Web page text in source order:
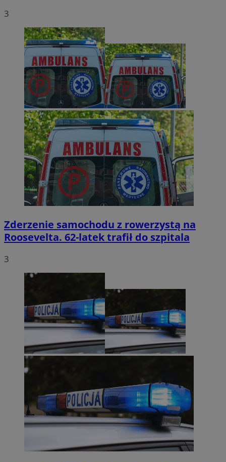
3
Zderzenie samochodu z rowerzystą na
Roosevelta. 62-latek trafił do szpitala
3